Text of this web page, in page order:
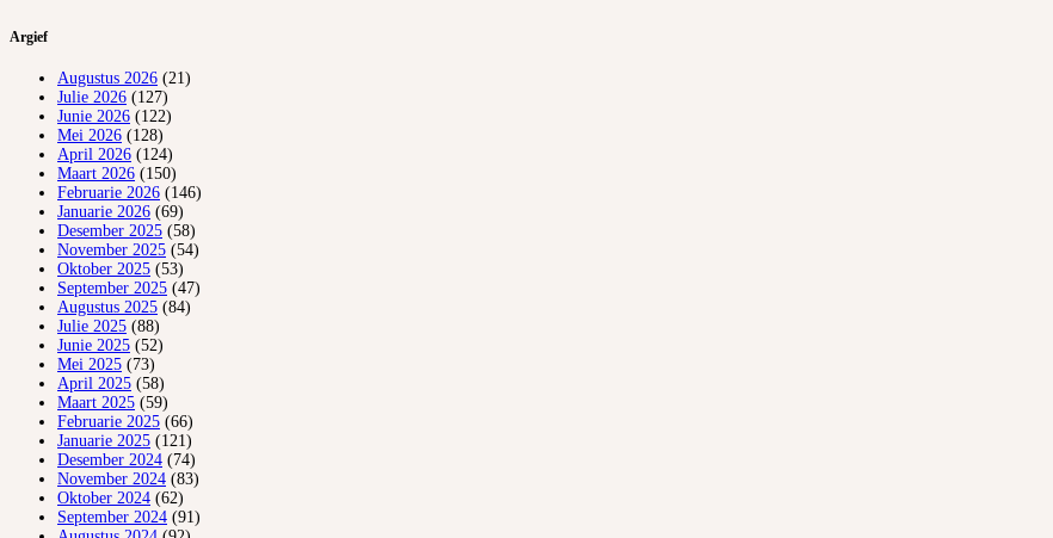
Argief
Augustus 2026 (21)
Julie 2026 (127)
Junie 2026 (122)
Mei 2026 (128)
April 2026 (124)
Maart 2026 (150)
Februarie 2026 (146)
Januarie 2026 (69)
Desember 2025 (58)
November 2025 (54)
Oktober 2025 (53)
September 2025 (47)
Augustus 2025 (84)
Julie 2025 (88)
Junie 2025 (52)
Mei 2025 (73)
April 2025 (58)
Maart 2025 (59)
Februarie 2025 (66)
Januarie 2025 (121)
Desember 2024 (74)
November 2024 (83)
Oktober 2024 (62)
September 2024 (91)